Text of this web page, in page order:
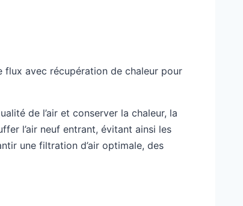
flux avec récupération de chaleur pour
de l’air et conserver la chaleur, la
l’air neuf entrant, évitant ainsi les
une filtration d’air optimale, des